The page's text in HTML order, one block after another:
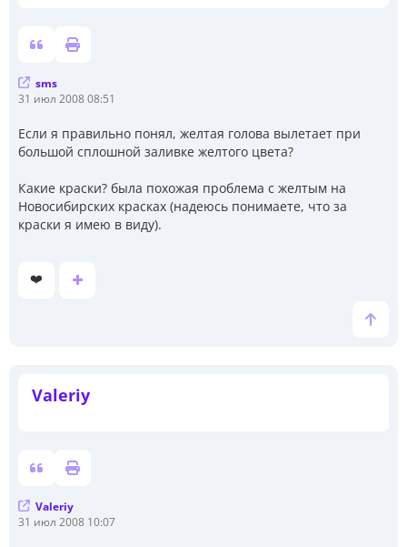
С
б
щ
н
и
е
sms
31 июл 2008 08:51
Если я правильно понял, желтая голова вылетает при
большой сплошной заливке желтого цвета?
Какие краски? была похожая проблема с желтым на
Новосибирских красках (надеюсь понимаете, что за
краски я имею в виду).
❤️
Valeriy
С
Valeriy
31 июл 2008 10:07